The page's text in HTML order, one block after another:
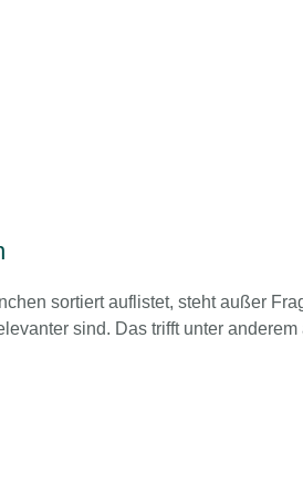
sortiert auflistet, steht außer
sind. Das trifft unter